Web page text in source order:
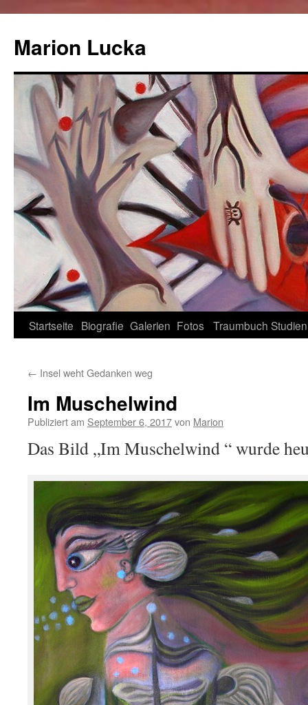
Marion Lucka
Zum
springen
Startseite Biografie Galerien Fotos Traumbuch Studien
← Insel weht Gedanken weg
Im Muschelwind
Publiziert am September 6, 2017von Marion
Das Bild „Im Muschelwind “ wurde